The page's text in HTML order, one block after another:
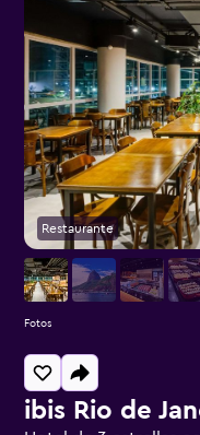
ibis Rio de
Restaurante
Fotos